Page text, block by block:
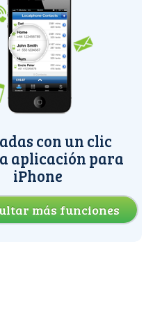
con un clic
aplicación para
iPhone
más funciones